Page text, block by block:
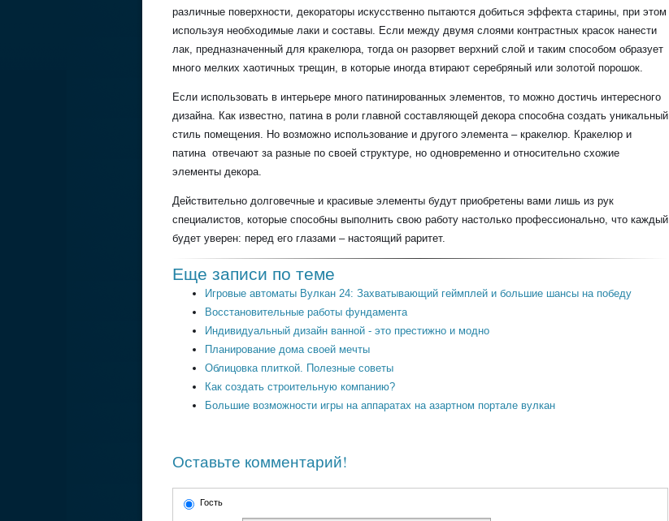
различные поверхности, декораторы искусственно пытаются добиться эффекта старины, при этом
используя необходимые лаки и составы. Если между двумя слоями контрастных красок нанести
лак, предназначенный для кракелюра, тогда он разорвет верхний слой и таким способом образует
много мелких хаотичных трещин, в которые иногда втирают серебряный или золотой порошок.
Если использовать в интерьере много патинированных элементов, то можно достичь интересного
дизайна. Как известно, патина в роли главной составляющей декора способна создать уникальный
стиль помещения. Но возможно использование и другого элемента – кракелюр. Кракелюр и
патина отвечают за разные по своей структуре, но одновременно и относительно схожие
элементы декора.
Действительно долговечные и красивые элементы будут приобретены вами лишь из рук
специалистов, которые способны выполнить свою работу настолько профессионально, что каждый
будет уверен: перед его глазами – настоящий раритет.
Еще записи по теме
Игровые автоматы Вулкан 24: Захватывающий геймплей и большие шансы на победу
Восстановительные работы фундамента
Индивидуальный дизайн ванной - это престижно и модно
Планирование дома своей мечты
Облицовка плиткой. Полезные советы
Как создать строительную компанию?
Большие возможности игры на аппаратах на азартном портале вулкан
Оставьте комментарий!
Гость